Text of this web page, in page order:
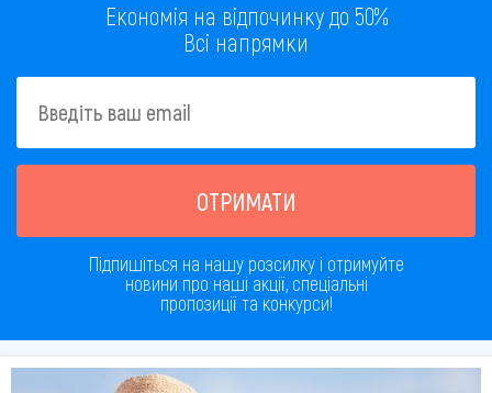
Економія на відпочинку до 50%
Всі напрямки
ОТРИМАТИ
Підпишіться на нашу розсилку і отримуйте
новини про наші акції, спеціальні
пропозиції та конкурси!